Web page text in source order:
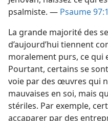
psalmiste. — Psaume
La grande majorité des
d’aujourd’hui tiennent
moralement purs, ce qui
Pourtant, certains se
voie par des œuvres qui
mauvaises en soi, mais
stériles. Par exemple,
accaparer par des